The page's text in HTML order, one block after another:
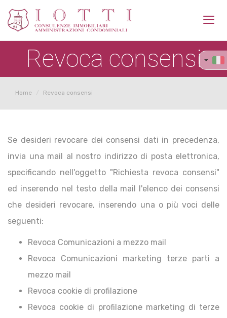
Revoca consensi
Home Revoca consensi
Se desideri revocare dei consensi dati in precedenza,
invia una mail al nostro indirizzo di posta elettronica,
specificando nell'oggetto "Richiesta revoca consensi"
ed inserendo nel testo della mail l'elenco dei consensi
che desideri revocare, inserendo una o più voci delle
seguenti:
Revoca Comunicazioni a mezzo mail
Revoca Comunicazioni marketing terze parti a
mezzo mail
Revoca cookie di profilazione
Revoca cookie di profilazione marketing di terze